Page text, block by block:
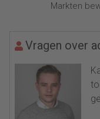
Markten
Vragen over